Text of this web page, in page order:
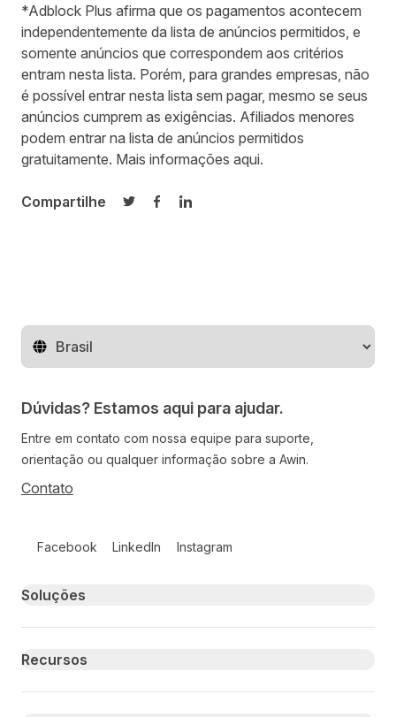
*Adblock Plus afirma que os pagamentos acontecem
independentemente da lista de anúncios permitidos, e
somente anúncios que correspondem aos critérios
entram nesta lista. Porém, para grandes empresas, não
é possível entrar nesta lista sem pagar, mesmo se seus
anúncios cumprem as exigências. Afiliados menores
podem entrar na lista de anúncios permitidos
gratuitamente. Mais informações aqui.
Compartilhe
Compartilhar no Twitter
Compartilhar no Facebook
Compartilhar no LinkedIn
Mude o território
Dúvidas? Estamos aqui para ajudar.
Entre em contato com nossa equipe para suporte,
orientação ou qualquer informação sobre a Awin.
Contato
Facebook LinkedIn Instagram
Primary footer navigation
Soluções
Recursos